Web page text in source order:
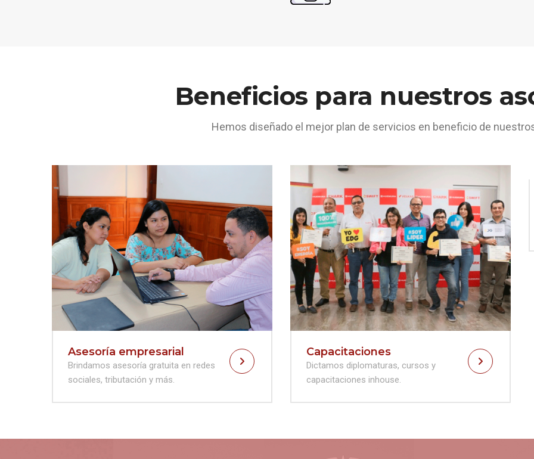
Beneficios para nuestros
Hemos diseñado el mejor plan de servicios en beneficio de
Capacitaciones
Dictamos diplomaturas, cursos y
capacitaciones inhouse.
Eventos empresariales
Espacios para networking y crear red de
contactos.